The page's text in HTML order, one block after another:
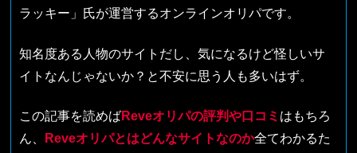
ラッキー」氏が運営するオンラインオリパです。
知名度ある人物のサイトだし、気になるけど怪しいサ
イトなんじゃないか？と不安に思う人も多いはず。
この記事を読めばReveオリパの評判や口コミ はもちろ
ん、
Reveオリパとはどんなサイトなのか全てわかるた